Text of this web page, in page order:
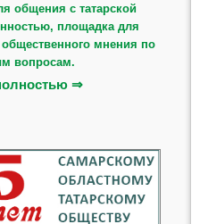
общения с татарской
площадка для
общественного мнения по
вопросам.
⇒